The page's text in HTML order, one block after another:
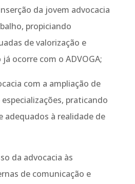
da jovem advocacia
propiciando
de valorização e
ocorre com o ADVOGA;
com a ampliação de
praticando
adequados à realidade de
da advocacia às
de comunicação e